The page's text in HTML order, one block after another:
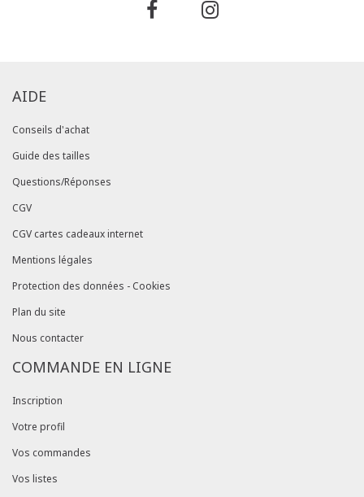
AIDE
Conseils d'achat
Guide des tailles
Questions/Réponses
CGV
CGV cartes cadeaux internet
Mentions légales
Protection des données - Cookies
Plan du site
Nous contacter
COMMANDE EN LIGNE
Inscription
Votre profil
Vos commandes
Vos listes